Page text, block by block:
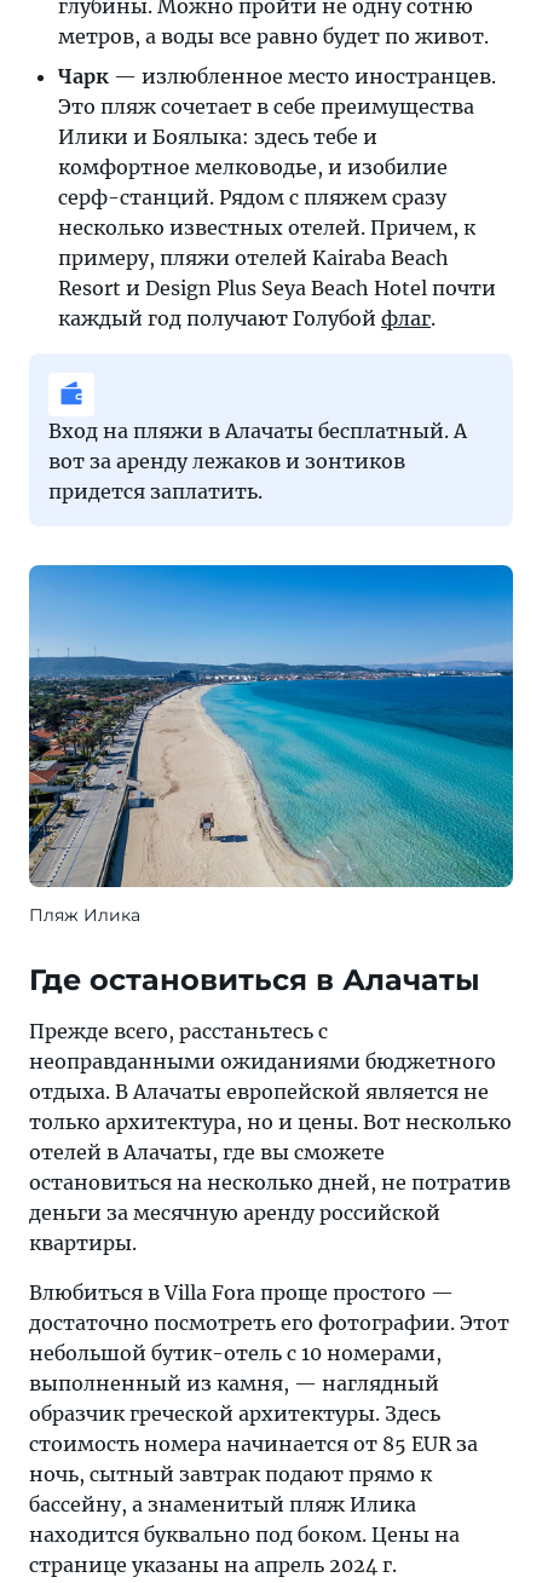
глубины. Можно пройти не одну сотню
метров, а воды все равно будет по живот.
Чарк — излюбленное место иностранцев.
Это пляж сочетает в себе преимущества
Илики и Боялыка: здесь тебе и
комфортное мелководье, и изобилие
серф-станций. Рядом с пляжем сразу
несколько известных отелей. Причем, к
примеру, пляжи отелей Kairaba Beach
Resort и Design Plus Seya Beach Hotel почти
каждый год получают Голубой флаг.
Вход на пляжи в Алачаты бесплатный. А
вот за аренду лежаков и зонтиков
придется заплатить.
Пляж Илика
Где остановиться в Алачаты
Прежде всего, расстаньтесь с
неоправданными ожиданиями бюджетного
отдыха. В Алачаты европейской является не
только архитектура, но и цены. Вот несколько
отелей в Алачаты, где вы сможете
остановиться на несколько дней, не потратив
деньги за месячную аренду российской
квартиры.
Влюбиться в Villa Fora проще простого —
достаточно посмотреть его фотографии. Этот
небольшой бутик-отель с 10 номерами,
выполненный из камня, — наглядный
образчик греческой архитектуры. Здесь
стоимость номера начинается от 85 EUR за
ночь, сытный завтрак подают прямо к
бассейну, а знаменитый пляж Илика
находится буквально под боком. Цены на
странице указаны на апрель 2024 г.